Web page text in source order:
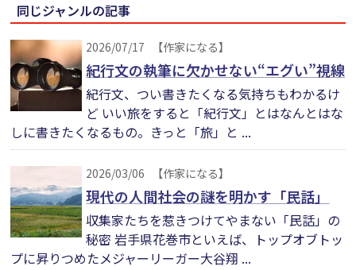
同じジャンルの記事
2026/07/17 【作家になる】
紀行文の執筆に欠かせない“エグい”視線
紀行文、つい書きたくなる気持ちもわかるけ
ど いい旅をすると「紀行文」とはなんとはな
しに書きたくなるもの。きっと「旅」と ...
2026/03/06 【作家になる】
現代の人間社会の謎を明かす「民話」
収集家たちを惹きつけてやまない「民話」の
秘密 岩手県花巻市といえば、トップオブトッ
プに昇りつめたメジャーリーガー大谷翔 ...